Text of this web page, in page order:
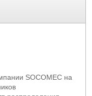
SOCOMEC на